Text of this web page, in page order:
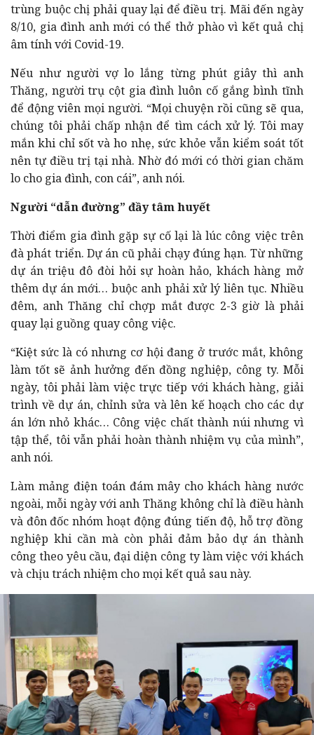
trùng buộc chị phải quay lại để điều trị. Mãi đến ngày
8/10, gia đình anh mới có thể thở phào vì kết quả chị
âm tính với Covid-19.
Nếu như người vợ lo lắng từng phút giây thì anh
Thăng, người trụ cột gia đình luôn cố gắng bình tĩnh
để động viên mọi người. “Mọi chuyện rồi cũng sẽ qua,
chúng tôi phải chấp nhận để tìm cách xử lý. Tôi may
mắn khi chỉ sốt và ho nhẹ, sức khỏe vẫn kiểm soát tốt
nên tự điều trị tại nhà. Nhờ đó mới có thời gian chăm
lo cho gia đình, con cái”, anh nói.
Người “dẫn đường” đầy tâm huyết
Thời điểm gia đình gặp sự cố lại là lúc công việc trên
đà phát triển. Dự án cũ phải chạy đúng hạn. Từ những
dự án triệu đô đòi hỏi sự hoàn hảo, khách hàng mở
thêm dự án mới… buộc anh phải xử lý liên tục. Nhiều
đêm, anh Thăng chỉ chợp mắt được 2-3 giờ là phải
quay lại guồng quay công việc.
“Kiệt sức là có nhưng cơ hội đang ở trước mắt, không
làm tốt sẽ ảnh hưởng đến đồng nghiệp, công ty. Mỗi
ngày, tôi phải làm việc trực tiếp với khách hàng, giải
trình về dự án, chỉnh sửa và lên kế hoạch cho các dự
án lớn nhỏ khác… Công việc chất thành núi nhưng vì
tập thể, tôi vẫn phải hoàn thành nhiệm vụ của mình”,
anh nói.
Làm mảng điện toán đám mây cho khách hàng nước
ngoài, mỗi ngày với anh Thăng không chỉ là điều hành
và đôn đốc nhóm hoạt động đúng tiến độ, hỗ trợ đồng
nghiệp khi cần mà còn phải đảm bảo dự án thành
công theo yêu cầu, đại diện công ty làm việc với khách
và chịu trách nhiệm cho mọi kết quả sau này.